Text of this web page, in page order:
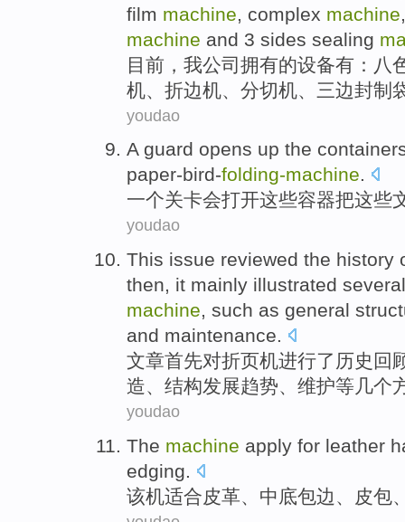
film machine complex machine
machine and 3 sides sealing
目前 ， 我公司 拥有的设备有： 八
机
折边机、分切机、 三边封制
youdao
Aguard opens up the
paper-bird-folding-machine.
一个关卡会打开这些容器把这些
youdao
This issue reviewed the history
then, it mainly illustrated several
machine, such as general
and maintenance.
文章首先对折页机进行了 历史 回
造、结构发展趋势、 维护等 几个
youdao
The machine apply for leather
edging.
该机适合皮革、中底包边、皮包